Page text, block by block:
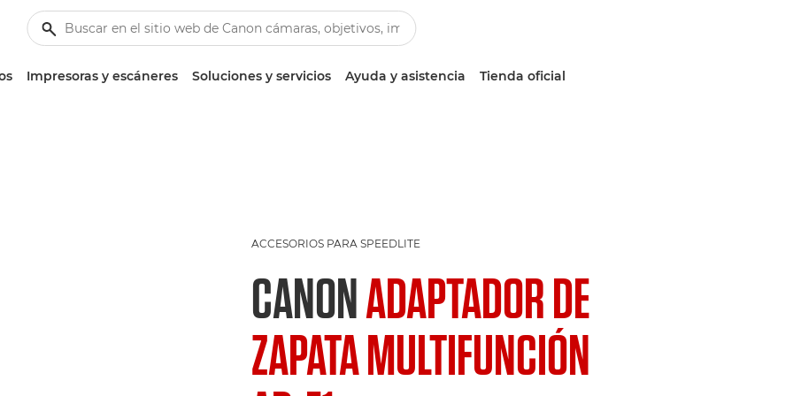
Impresoras y escáneres Soluciones y servicios Ayuda y asistencia Tienda oficial
ACCESORIOS PARA SPEEDLITE
CANONADAPTADOR DE
ZAPATA MULTIFUNCIÓN